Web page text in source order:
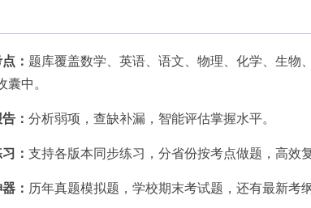
： 题库覆盖数学、英语、语文、物理、化学、生物
中。
： 分析弱项，查缺补漏，智能评估掌握水平。
： 支持各版本同步练习，分省份按考点做题，高效复
： 历年真题模拟题，学校期末考试题，还有最新考